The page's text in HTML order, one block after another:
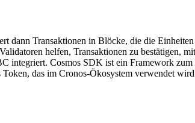
Transaktionen in Blöcke, die die
helfen, Transaktionen zu bestätigen,
integriert. Cosmos SDK ist ein Framework
das im Cronos-Ökosystem verwendet